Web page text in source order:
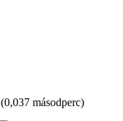
(0,037 másodperc)